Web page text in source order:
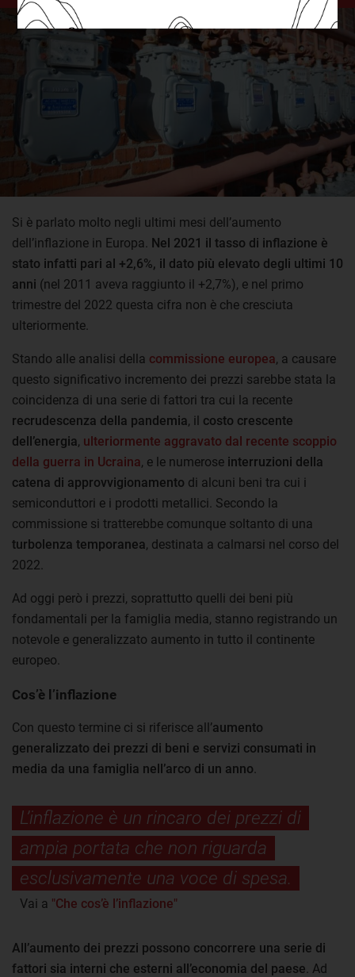
Si è parlato molto negli ultimi mesi dell’aumento
dell’inflazione in Europa. Nel 2021 il tasso di inflazione è
stato infatti pari al +2,6%, il dato più elevato degli ultimi 10
anni (nel 2011 aveva raggiunto il +2,7%), e nel primo
trimestre del 2022 questa cifra non è che cresciuta
ulteriormente.
Stando alle analisi della commissione europea, a causare
questo significativo incremento dei prezzi sarebbe stata la
coincidenza di una serie di fattori tra cui la recente
recrudescenza della pandemia, il costo crescente
dell’energia, ulteriormente aggravato dal recente scoppio
della guerra in Ucraina, e le numerose interruzioni della
catena di approvvigionamento di alcuni beni tra cui i
semiconduttori e i prodotti metallici. Secondo la
commissione si tratterebbe comunque soltanto di una
turbolenza temporanea, destinata a calmarsi nel corso del
2022.
Ad oggi però i prezzi, soprattutto quelli dei beni più
fondamentali per la famiglia media, stanno registrando un
notevole e generalizzato aumento in tutto il continente
europeo.
Cos’è l’inflazione
Con questo termine ci si riferisce all’aumento
generalizzato dei prezzi di beni e servizi consumati in
media da una famiglia nell’arco di un anno.
L’inflazione è un rincaro dei prezzi di
ampia portata che non riguarda
esclusivamente una voce di spesa.
Vai a "Che cos’è l’inflazione"
All’aumento dei prezzi possono concorrere una serie di
fattori sia interni che esterni all’economia del paese. Ad